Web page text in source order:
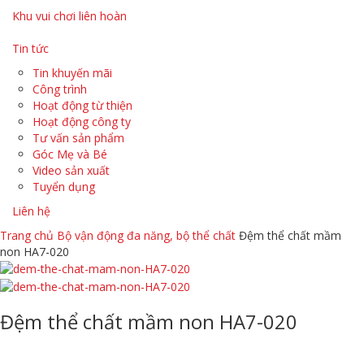
Khu vui chơi liên hoàn
Tin tức
Tin khuyến mãi
Công trình
Hoạt động từ thiện
Hoạt động công ty
Tư vấn sản phẩm
Góc Mẹ và Bé
Video sản xuất
Tuyển dụng
Liên hệ
Trang chủ Bộ vận động đa năng, bộ thể chất Đệm thể chất mầm
non HA7-020
Đệm thể chất mầm non HA7-020